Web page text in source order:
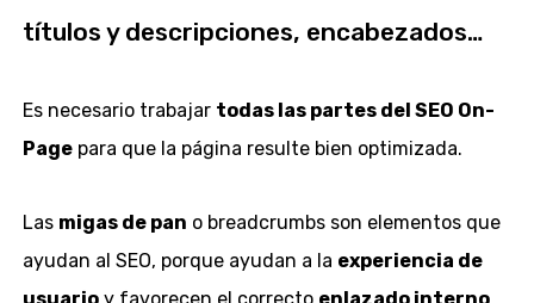
títulos y descripciones, encabezados…
Es necesario trabajar todas las partes del SEO On-
Pagepara que la página resulte bien optimizada.
Las migas de pan o breadcrumbs son elementos que
ayudan al SEO, porque ayudan a la experiencia de